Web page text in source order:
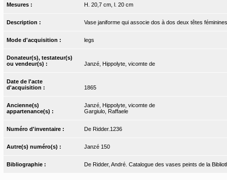
Mesures : H. 20,7 cm, l. 20 cm
Description : Vase janiforme qui associe dos à dos deux têtes
Mode d'acquisition : legs
Donateur(s), testateur(s)
ou vendeur(s) :
Janzé, Hippolyte, vicomte de
Date de l'acte
d'acquisition :
1865
Ancienne(s)
appartenance(s) :
Janzé, Hippolyte, vicomte de
Gargiulo, Raffaele
Numéro d'inventaire : De Ridder.1236
Autre(s) numéro(s) : Janzé 150
Bibliographie : De Ridder, André. Catalogue des vases peints de la